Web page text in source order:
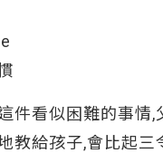
件看似困難的事情,
教給孩子,會比起三